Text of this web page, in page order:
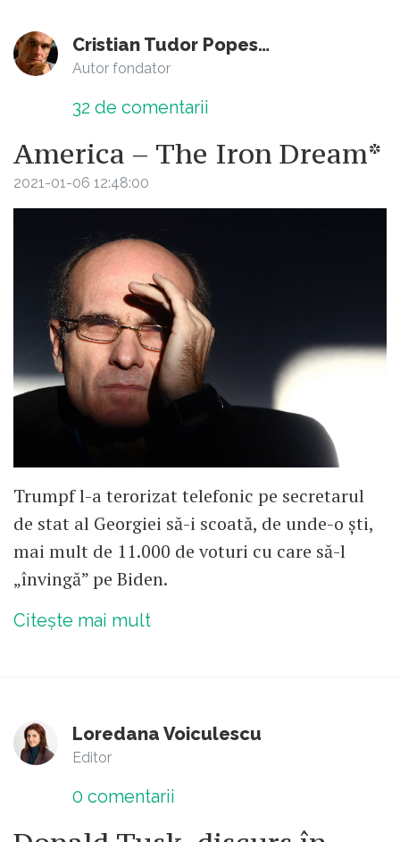
Cristian Tudor Popescu
Autor fondator
32 de comentarii
America – The Iron Dream*
2021-01-06 12:48:00
Trumpf l-a terorizat telefonic pe secretarul
de stat al Georgiei să-i scoată, de unde-o ști,
mai mult de 11.000 de voturi cu care să-l
„învingă” pe Biden.
Citește mai mult
Loredana Voiculescu
Editor
0 comentarii